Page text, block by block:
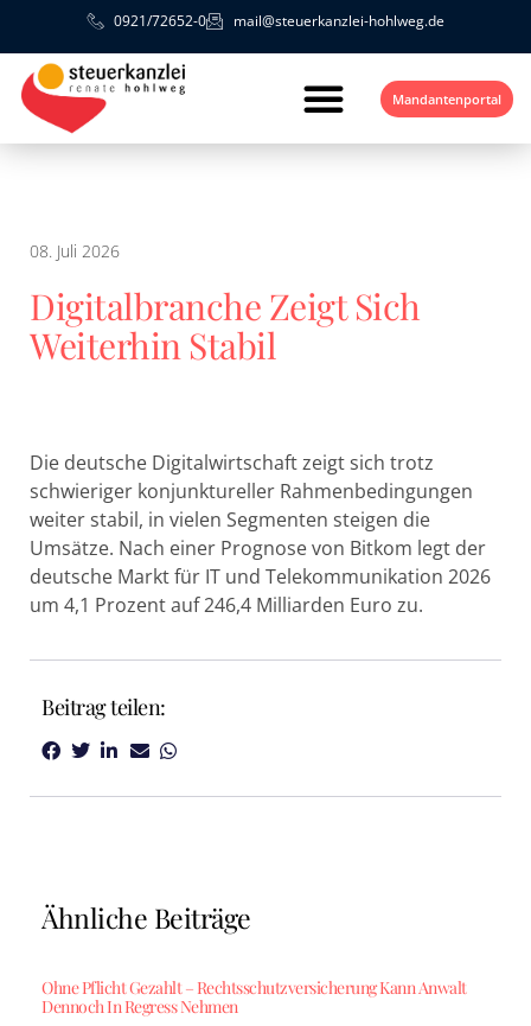
0921/72652-0 mail@steuerkanzlei-hohlweg.de
Mandantenportal
08. Juli 2026
Digitalbranche Zeigt Sich
Weiterhin Stabil
Die deutsche Digitalwirtschaft zeigt sich trotz
schwieriger konjunktureller Rahmenbedingungen
weiter stabil, in vielen Segmenten steigen die
Umsätze. Nach einer Prognose von Bitkom legt der
deutsche Markt für IT und Telekommunikation 2026
um 4,1 Prozent auf 246,4 Milliarden Euro zu.
Beitrag teilen:
Ähnliche Beiträge
Ohne Pflicht Gezahlt – Rechtsschutzversicherung Kann Anwalt
Dennoch In Regress Nehmen